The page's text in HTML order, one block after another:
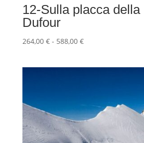
12-Sulla placca della
Dufour
264,00 € - 588,00 €Fascia
588,00 €